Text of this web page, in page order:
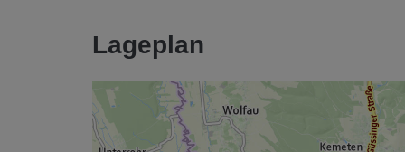
Lageplan